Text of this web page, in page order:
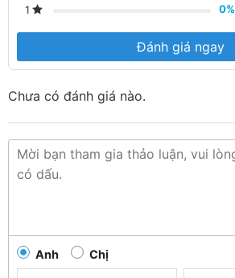
1
0%
Đánh giá ngay
Chưa có đánh giá nào.
Anh Chị